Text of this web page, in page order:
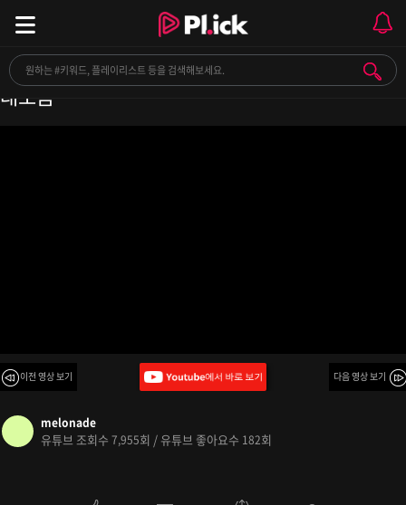
결말이 정해진 영화를 보고 또 보았다. | 아이유 노
래모음
이전 영상 보기 다음 영상 보기
melonade
유튜브 조회수 7,955회 / 유튜브 좋아요수 182회